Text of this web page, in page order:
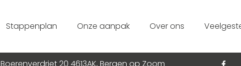
Stappenplan Onze aanpak Over ons
Boerenverdriet 20 4613AK, Bergen op Zoom